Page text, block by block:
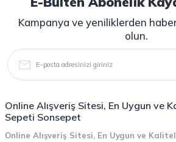
Kampanya ve yeniliklerden
olun.
Online Alışveriş Sitesi, En Uygun ve
Sepeti Sonsepet
Online Alışveriş Sitesi, En Uygun ve